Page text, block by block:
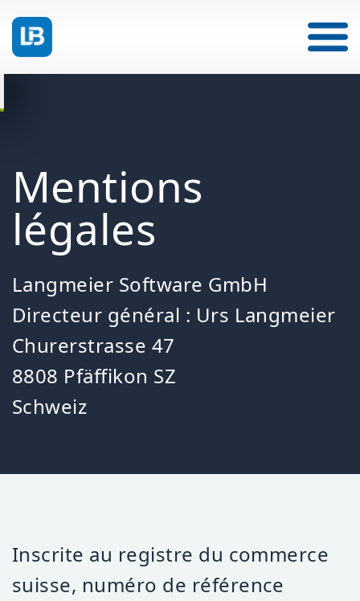
Mentions
légales
Langmeier Software GmbH
Directeur général : Urs Langmeier
Churerstrasse 47
8808 Pfäffikon SZ
Schweiz
Inscrite au registre du commerce
suisse, numéro de référence